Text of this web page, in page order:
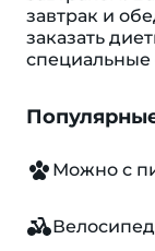
завтрак и
заказать
Можно с
Велосипед